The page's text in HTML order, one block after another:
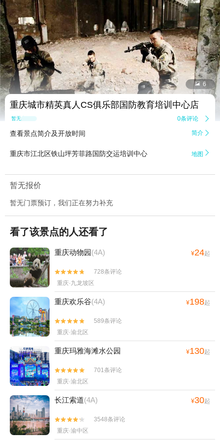
 6
重庆城市精英真人CS俱乐部国防教育培训中心店
暂无点评 0条评论 
查看景点简介及开放时间 简介 
重庆市江北区铁山坪芳菲路国防交运培训中心 地图 
暂无报价
暂无门票预订，我们正在努力补充
看了该景点的人还看了
重庆动物园(4A) ¥24起


728条评论
重庆·九龙坡区
重庆欢乐谷(4A) ¥198起


589条评论
重庆·渝北区
重庆玛雅海滩水公园 ¥130起


701条评论
重庆·渝北区
长江索道(4A) ¥30起


3548条评论
重庆·渝中区
